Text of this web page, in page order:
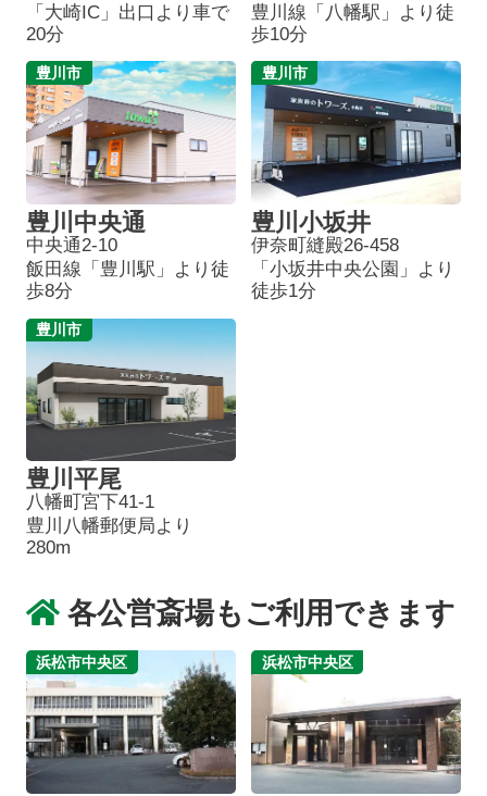
「大崎IC」出口より車で
20分
豊川線「八幡駅」より徒
歩10分
豊川市
豊川中央通
中央通2-10
飯田線「豊川駅」より徒
歩8分
豊川市
豊川小坂井
伊奈町縫殿26-458
「小坂井中央公園」より
徒歩1分
豊川市
豊川平尾
八幡町宮下41-1
豊川八幡郵便局より
280m
各公営斎場もご利用できます
浜松市中央区 浜松市中央区
葬儀プランがお得な会員価格!